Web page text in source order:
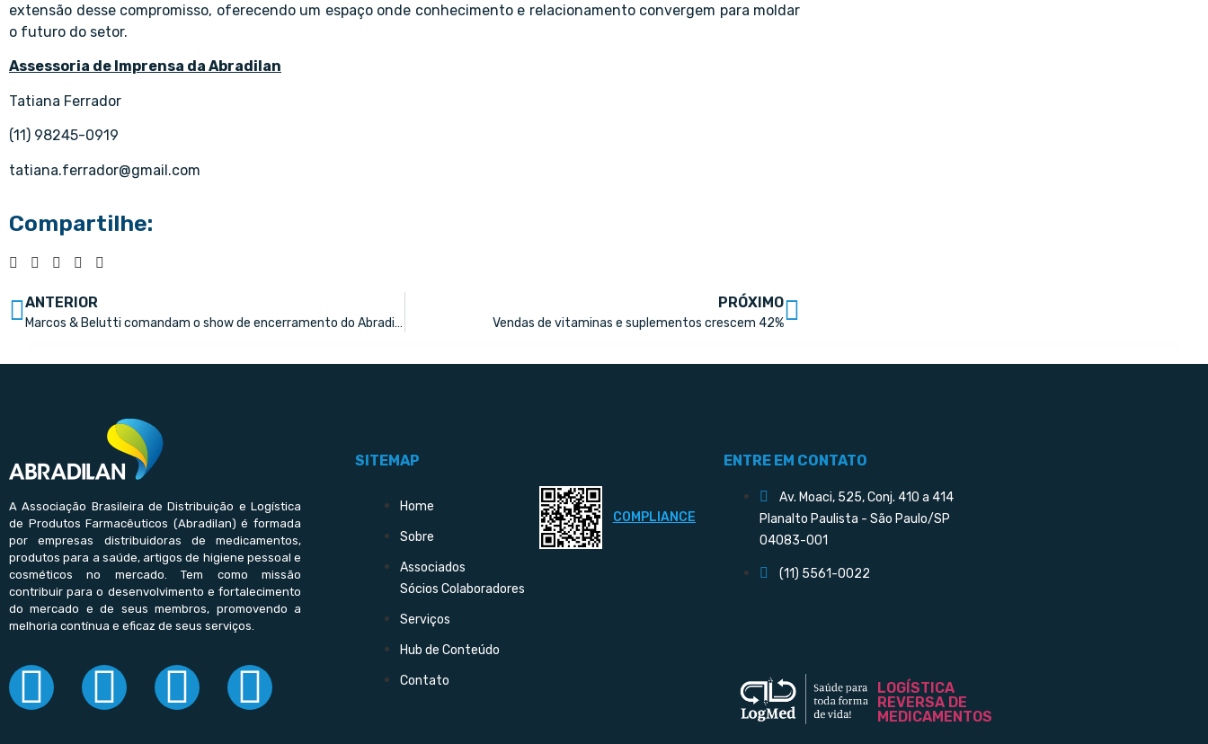
extensão desse compromisso, oferecendo um espaço onde conhecimento e relacionamento convergem para moldar
o futuro do setor.
Assessoria de Imprensa da Abradilan
Tatiana Ferrador
(11) 98245-0919
tatiana.ferrador@gmail.com
Compartilhe:
ANTERIOR
Marcos & Belutti comandam o show de encerramento do Abradilan Conexão Farma 2026
PRÓXIMO
Vendas de vitaminas e suplementos crescem 42%
A Associação Brasileira de Distribuição e Logística
de Produtos Farmacêuticos (Abradilan) é formada
por empresas distribuidoras de medicamentos,
produtos para a saúde, artigos de higiene pessoal e
cosméticos no mercado. Tem como missão
contribuir para o desenvolvimento e fortalecimento
do mercado e de seus membros, promovendo a
melhoria contínua e eficaz de seus serviços.
SITEMAP
Home
Sobre
Associados
Sócios Colaboradores
Serviços
Hub de Conteúdo
Contato
COMPLIANCE
ENTRE EM CONTATO
Av. Moaci, 525, Conj. 410 a 414
Planalto Paulista - São Paulo/SP
04083-001
(11) 5561-0022
LOGÍSTICA
REVERSA DE
MEDICAMENTOS